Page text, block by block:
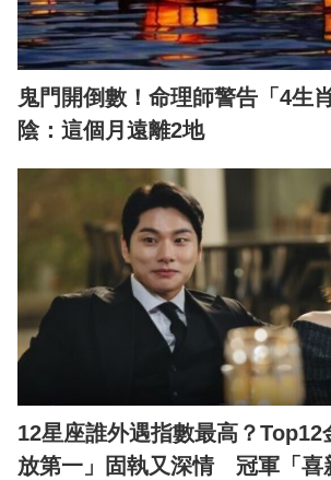
鬼門開倒數！命理師警告「4生
陰：這個月遠離2地
12星座誰外遇指數最高？Top12
放第一」固執又深情 冠軍「喜